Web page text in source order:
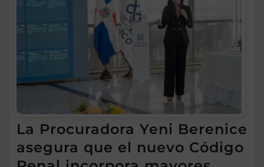
La Procuradora Yeni Berenice
asegura que el nuevo Código